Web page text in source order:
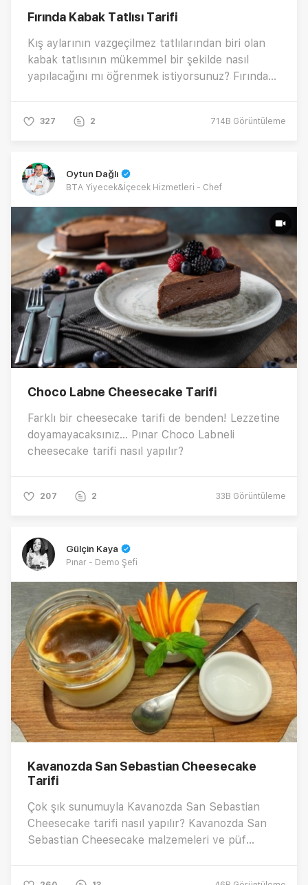
Fırında Kabak Tatlısı Tarifi
Kış aylarının vazgeçilmez tatlılarından biri olan
kabak tatlısının mükemmel bir şekilde nasıl
yapılacağını mı öğrenmek istiyorsunuz? Fırında
tatlısının püf noktaları nelerdir ? Fırında kabak
327 2 714B Görüntüleme
Oytun Dağlı
BTA Yiyecek&İçecek Hizmetleri - Chef
Choco Labne Cheesecake Tarifi
Farklı bir cheesecake tarifi de benden! Lezzetine
doyamayacaksınız... Pınar Choco Labneli
cheesecake tarifi nasıl yapılır?
207 2 33B Görüntüleme
Gülçin Kaya
Pınar - Demo Şefi
Kavanozda San Sebastian Cheesecake
Tarifi
Çok şık sunumuyla Kavanozda San Sebastian
Cheesecake tarifi nasıl yapılır? Kavanozda San
Sebastian Cheesecake malzemeleri ve püf